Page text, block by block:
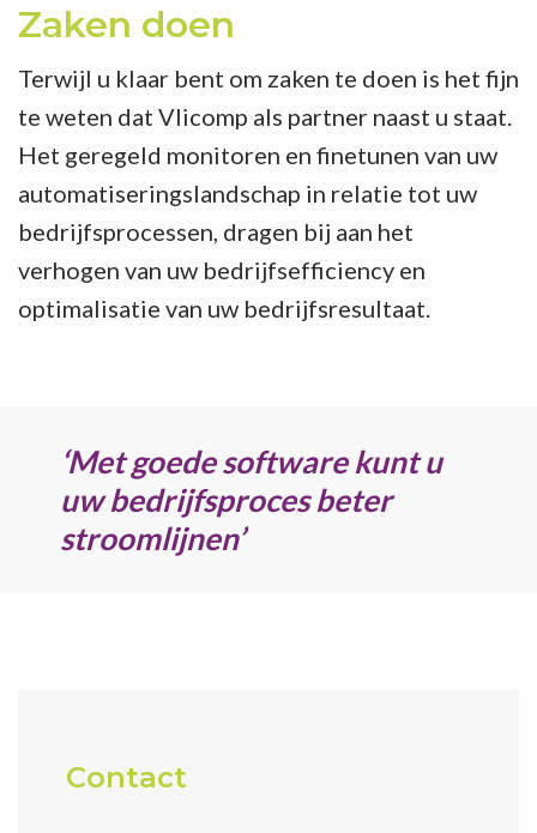
Zaken doen
Terwijl u klaar bent om zaken te doen is het fijn
te weten dat Vlicomp als partner naast u staat.
Het geregeld monitoren en finetunen van uw
automatiseringslandschap in relatie tot uw
bedrijfsprocessen, dragen bij aan het
verhogen van uw bedrijfsefficiency en
optimalisatie van uw bedrijfsresultaat.
‘Met goede software kunt u
uw bedrijfsproces beter
stroomlijnen’
Contact